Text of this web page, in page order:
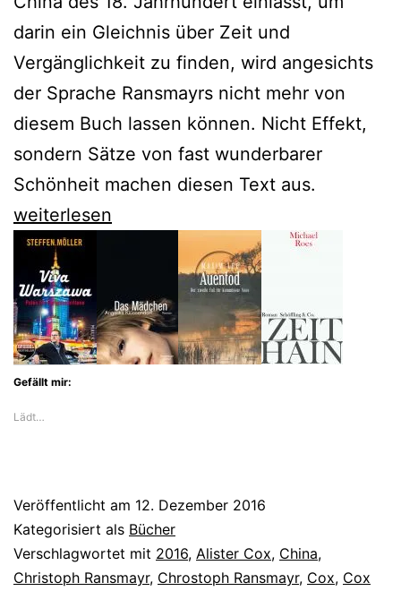
darin ein Gleichnis über Zeit und
Vergänglichkeit zu finden, wird angesichts
der Sprache Ransmayrs nicht mehr von
diesem Buch lassen können. Nicht Effekt,
sondern Sätze von fast wunderbarer
Schönheit machen diesen Text aus.
Christoph
Ransmayr
sucht
in
„Cox“
nach
Zeit
weiterlesen
Gefällt mir:
Lädt…
Veröffentlicht am 12. Dezember 2016
Kategorisiert als Bücher
Verschlagwortet mit 2016, Alister Cox, China,
Christoph Ransmayr, Chrostoph Ransmayr, Cox, Cox